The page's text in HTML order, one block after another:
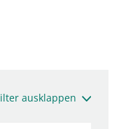
ausklappen